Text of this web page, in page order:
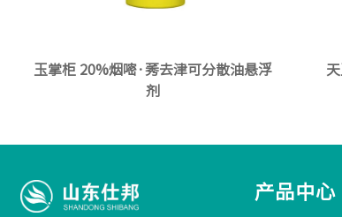
玉掌柜 20%烟嘧·莠去津可分散油悬浮
剂
产品中心